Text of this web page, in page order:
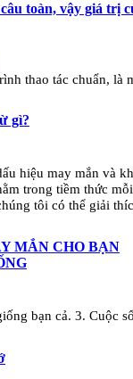
toàn, vậy giá trị
gì?
thao tác chuẩn, là
MẮN CHO BẠN
hiệu may mắn và
trong tiềm thức
tôi có thể giải
bạn cả. 3. Cuộc